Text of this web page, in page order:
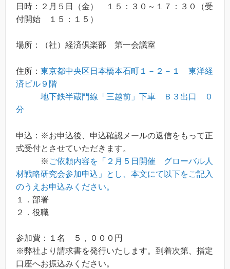
日時：２月５日（金） １５：３０～１７：３０（受
付開始 １５：１５）
場所：（社）経済倶楽部 第一会議室
住所： 東京都中央区日本橋本石町１－２－１ 東洋経
済ビル９階
地下鉄半蔵門線「三越前」下車 Ｂ３出口 ０
分
申込：※お申込後、申込確認メールの返信をもって正
式受付とさせていただきます。
※ ご依頼内容を「２月５日開催 グローバル人
材戦略研究会参加申込」とし、本文にて以下をご記入
のうえお申込みください。
１．部署
２．役職
参加費：１名 ５，０００円
※弊社より請求書を発行いたします。到着次第、指定
口座へお振込みください。